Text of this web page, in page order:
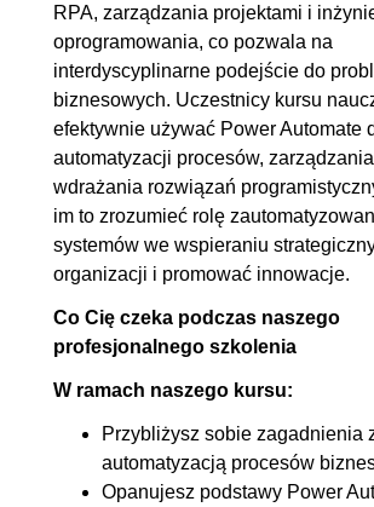
6.1. Stworzenie formularza
6.2. Skonfigurowanie bazy
danych - lista Sharepoint'owa
6.3. Zaprogramowanie
przepływu
6.4. Testy i zatwierdzanie
wniosków
7. Karta projektu
7.1. Znaczenie i omówienie
karty projektu
7.2. Tworzenie karty projektu
na przykładzie automatyzacji z
3 rozdziału
RPA, zarządzania projektami i
oprogramowania, co pozwala na
interdyscyplinarne podejście do
biznesowych. Uczestnicy kursu
efektywnie używać Power Automate
automatyzacji procesów,
wdrażania rozwiązań
im to zrozumieć rolę
systemów we wspieraniu
organizacji i promować innowacje.
Co Cię czeka podczas naszego
profesjonalnego szkolenia
W ramach naszego kursu:
Przybliżysz sobie zagadnienia
automatyzacją procesów
Opanujesz podstawy Power